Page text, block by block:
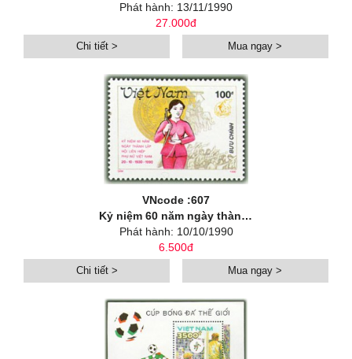
Phát hành: 13/11/1990
27.000đ
Chi tiết > Mua ngay >
VNcode :607
Kỷ niệm 60 năm ngày thành lập Hội Liên hiệp phụ nữ Việt Nam
Phát hành: 10/10/1990
6.500đ
Chi tiết > Mua ngay >